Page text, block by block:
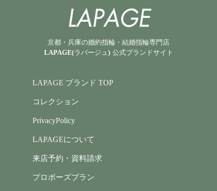
京都・兵庫の婚約指輪・結婚指輪専門店
LAPAGE(ラパージュ) 公式ブランドサイト
LAPAGE ブランド TOP
コレクション
PrivacyPolicy
LAPAGEについて
来店予約・資料請求
プロポーズプラン